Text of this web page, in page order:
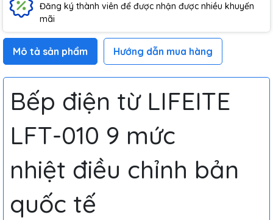
Đăng ký thành viên để được nhận được nhiều khuyến
mãi
Mô tả sản phẩm Hướng dẫn mua hàng
Bếp điện từ LIFEITE
LFT-010 9 mức
nhiệt điều chỉnh bản
quốc tế